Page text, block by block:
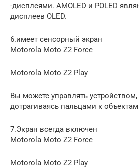
-дисплеями. AMOLED и POLED
дисплеев OLED.
6.имеет сенсорный экран
Motorola Moto Z2 Force
Motorola Moto Z2 Play
Вы можете управлять
дотрагиваясь пальцами к
7.Экран всегда включен
Motorola Moto Z2 Force
Motorola Moto Z2 Play